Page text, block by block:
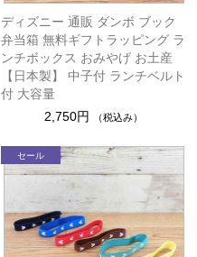
ディズニー 通販 ダンボ ブック
弁当箱 無料ギフトラッピング ラ
ンチボックス おみやげ お土産
【日本製】 中子付 ランチベルト
付 大容量
2,750円
（税込み）